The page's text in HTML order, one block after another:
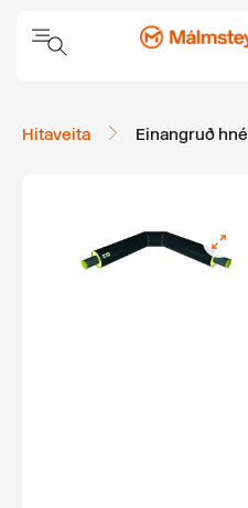
Hitaveita Einangruð hné